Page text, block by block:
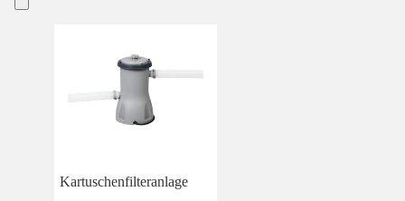
Kartuschenfilteranlage